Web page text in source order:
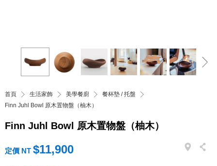
首頁 生活家飾 美學餐廚
餐杯墊 / 托盤
Finn Juhl Bowl 原木置物盤（柚木）
Finn Juhl Bowl 原木置物盤（柚木）
定價 NT $11,900